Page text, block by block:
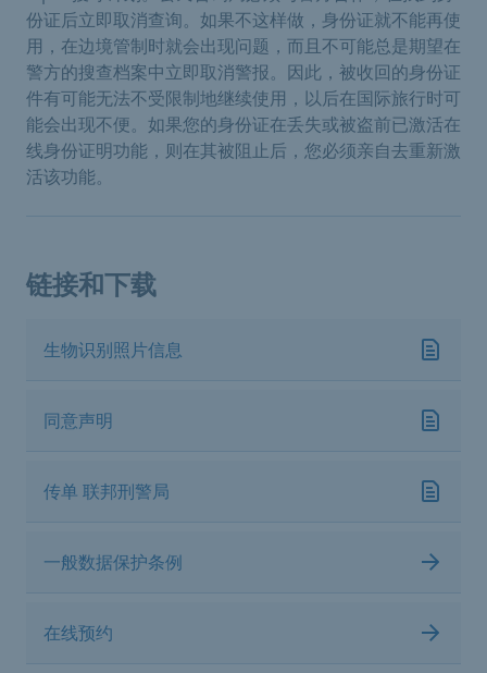
份证后立即取消查询。如果不这样做，身份证就不能再使
用，在边境管制时就会出现问题，而且不可能总是期望在
警方的搜查档案中立即取消警报。因此，被收回的身份证
件有可能无法不受限制地继续使用，以后在国际旅行时可
能会出现不便。如果您的身份证在丢失或被盗前已激活在
线身份证明功能，则在其被阻止后，您必须亲自去重新激
活该功能。
链接和下载
生物识别照片信息
同意声明
传单 联邦刑警局
一般数据保护条例
在线预约